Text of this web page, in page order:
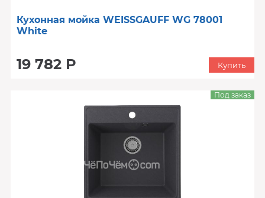
Кухонная мойка WEISSGAUFF WG 78001
White
19 782 Р Купить
Под заказ